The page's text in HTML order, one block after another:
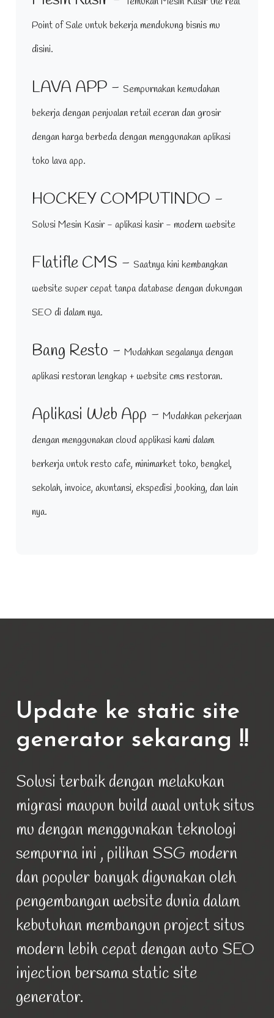
Point of Sale untuk bekerja mendukung bisnis mu
disini.
LAVA APP - Sempurnakan kemudahan
bekerja dengan penjualan retail eceran dan grosir
dengan harga berbeda dengan menggunakan aplikasi
toko lava app.
HOCKEY COMPUTINDO -
Solusi Mesin Kasir - aplikasi kasir - modern website
Flatifle CMS - Saatnya kini kembangkan
website super cepat tanpa database dengan dukungan
SEO di dalam nya.
Bang Resto - Mudahkan segalanya dengan
aplikasi restoran lengkap + website cms restoran.
Aplikasi Web App - Mudahkan pekerjaan
dengan menggunakan cloud applikasi kami dalam
berkerja untuk resto cafe, minimarket toko, bengkel,
sekolah, invoice, akuntansi, ekspedisi ,booking, dan lain
nya.
Update ke static site
generator sekarang !!
Solusi terbaik dengan melakukan
migrasi maupun build awal untuk situs
mu dengan menggunakan teknologi
sempurna ini , pilihan SSG modern
dan populer banyak digunakan oleh
pengembangan website dunia dalam
kebutuhan membangun project situs
modern lebih cepat dengan auto SEO
injection bersama static site
generator.